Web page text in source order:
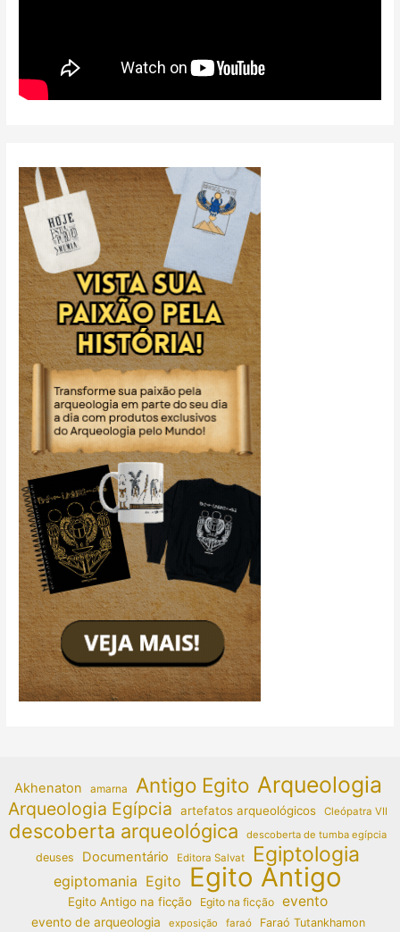
Akhenaton amarna Antigo Egito Arqueologia
Arqueologia Egípcia artefatos arqueológicos Cleópatra VII
descoberta arqueológica descoberta de tumba egípcia
deuses Documentário Editora Salvat Egiptologia
egiptomania Egito Egito Antigo
Egito Antigo na ficção Egito na ficção evento
evento de arqueologia exposição faraó Faraó Tutankhamon